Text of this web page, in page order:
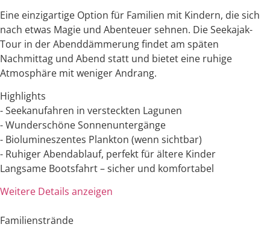
Eine einzigartige Option für Familien mit Kindern, die sich
nach etwas Magie und Abenteuer sehnen. Die Seekajak-
Tour in der Abenddämmerung findet am späten
Nachmittag und Abend statt und bietet eine ruhige
Atmosphäre mit weniger Andrang.
Highlights
- Seekanufahren in versteckten Lagunen
- Wunderschöne Sonnenuntergänge
- Biolumineszentes Plankton (wenn sichtbar)
- Ruhiger Abendablauf, perfekt für ältere Kinder
Langsame Bootsfahrt – sicher und komfortabel
Weitere Details anzeigen
Familienstrände